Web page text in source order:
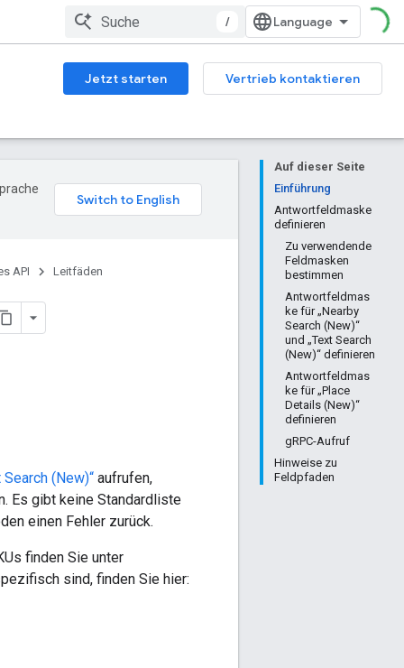
/
Jetzt starten Vertrieb kontaktieren
Auf dieser Seite
Einführung
Antwortfeldmaske
definieren
Zu verwendende
Feldmasken
bestimmen
Antwortfeldmas
ke für „Nearby
Search (New)“
und „Text Search
(New)“ definieren
Antwortfeldmas
ke für „Place
Details (New)“
definieren
gRPC-Aufruf
Hinweise zu
Feldpfaden
API Leitfäden
Search (New)“ aufrufen,
Es gibt keine Standardliste
einen Fehler zurück.
finden Sie unter
sind, finden Sie hier: